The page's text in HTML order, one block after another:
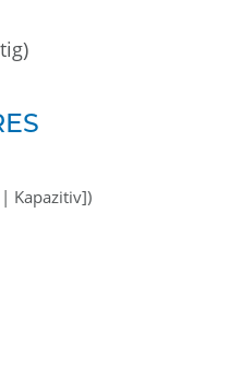
Kapazitiv])